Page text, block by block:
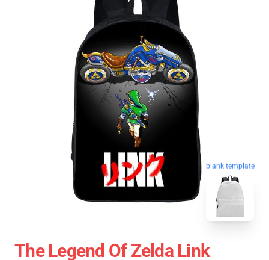
blank template
The Legend Of Zelda Link